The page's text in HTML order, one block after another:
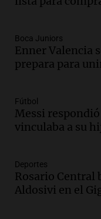
Panorama
Episodios
Audio.
este
Noticias
Episodios
tensiones y
Panorama
Episodios
Boca Juniors
Enner Valencia
prepara para
Fútbol
Messi
vinculaba a su
Deportes
Rosario Central
Aldosivi en el